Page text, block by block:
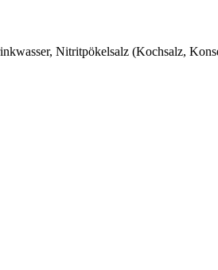
Nitritpökelsalz (Kochsalz,